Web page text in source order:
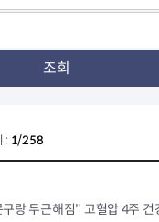
조회
: 1/258
랑 두근해짐" 고혈압 4주 건